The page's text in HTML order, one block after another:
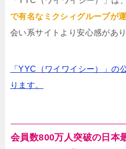
で有名なミクシィグループが
会い系サイトより安心感があり
「YYC（ワイワイシー）」の
ります。
会員数800万人突破の日本